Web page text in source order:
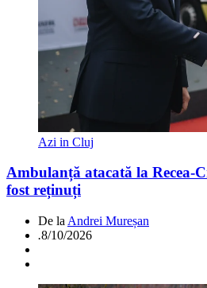
Azi in Cluj
Ambulanță atacată la Recea-
fost reținuți
De la Andrei Mureșan
.8/10/2026